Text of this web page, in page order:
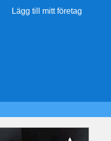
Lägg till mitt företag